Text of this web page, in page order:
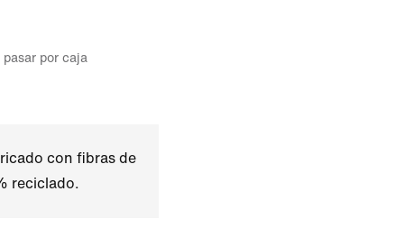
por caja
con fibras de
reciclado.